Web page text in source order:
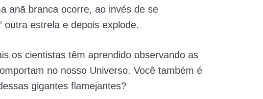
anã branca ocorre, ao invés de se
outra estrela e depois explode.
os cientistas têm aprendido observando as
no nosso Universo. Você também é
gigantes flamejantes?